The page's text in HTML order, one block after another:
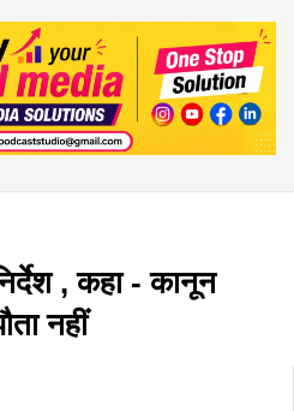
, कहा - कानून
नहीं